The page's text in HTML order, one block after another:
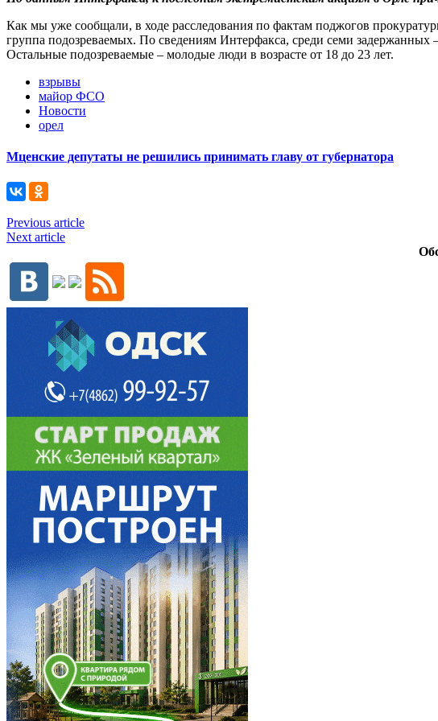
Как мы уже сообщали, в ходе расследования по фактам поджогов
группа подозреваемых. По сведениям Интерфакса, среди семи
Остальные подозреваемые – молодые люди в возрасте от 18 до 23 лет.
взрывы
майор ФСО
Новости
орел
Мценские депутаты не решились принимать главу от губернатора
Previous article
Next article